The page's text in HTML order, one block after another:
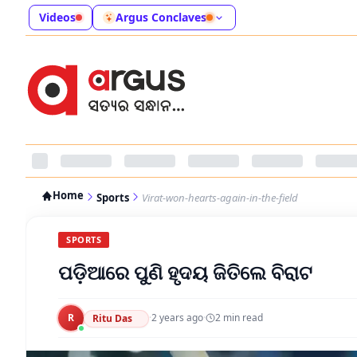
Videos Argus Conclaves
Home Sports Virat-won-hearts-again-in-the-field
SPORTS
ପଡ଼ିଆରେ ପୁଣି ହୃଦୟ ଜିତିଲେ ବିରାଟ
R Ritu Das ·2 years ago· 2 min read